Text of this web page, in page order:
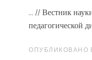
... // Вестник
педагогической
ОПУБЛИКОВАНО